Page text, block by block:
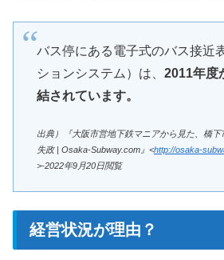
バス停にある電子式のバス接近
ションシステム）は、 2011年度
結されています。
出典）『大阪市営地下鉄マニアから見た、橋
失政 | Osaka-Subway.com』<http://osaka-
>-2022年9月20日閲覧
経営状況が理由？